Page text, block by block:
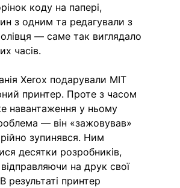
коду на папері,
з одним та редагували з
— саме так виглядало
часів.
Xerox подарували MIT
принтер. Проте з часом
навантаження у ньому
— він «зажовував»
зупинявся. Ним
десятки розробників,
на друк свої
результаті принтер